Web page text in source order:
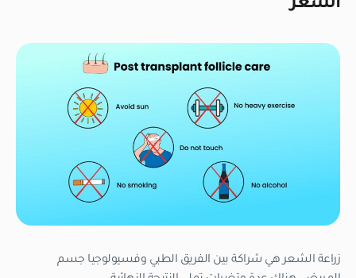
الشعر
زراعة الشعر هي شراكة بين الفريق الطبي وفسيولوجيا جسم